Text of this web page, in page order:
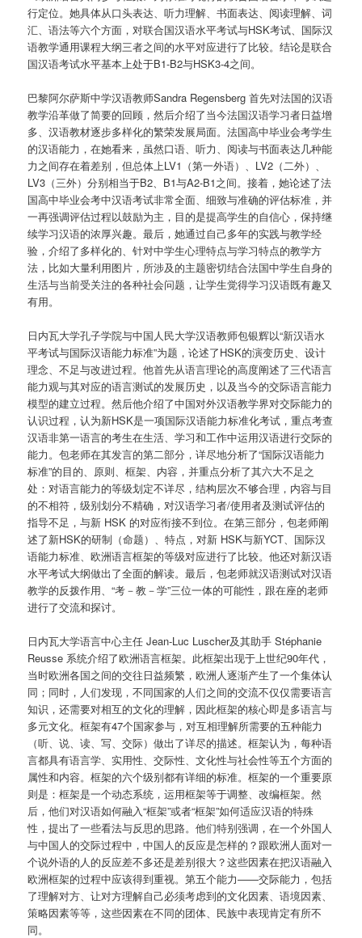
行定位。她具体从口头表达、听力理解、书面表达、阅读理解、词
汇、语法等六个方面，对联合国汉语水平考试与HSK考试、国际汉
语教学通用课程大纲三者之间的水平对应进行了比较。结论是联合
国汉语考试水平基本上处于B1-B2与HSK3-4之间。
巴黎阿尔萨斯中学汉语教师Sandra Regensberg 首先对法国的汉语
教学沿革做了简要的回顾，然后介绍了当今法国汉语学习者日益增
多、汉语教材逐步多样化的繁荣发展局面。法国高中毕业会考学生
的汉语能力，在她看来，虽然口语、听力、阅读与书面表达几种能
力之间存在着差别，但总体上LV1（第一外语）、LV2（二外）、
LV3（三外）分别相当于B2、B1与A2-B1之间。接着，她论述了法
国高中毕业会考中汉语考试非常全面、细致与准确的评估标准，并
一再强调评估过程以鼓励为主，目的是提高学生的自信心，保持继
续学习汉语的浓厚兴趣。最后，她通过自己多年的实践与教学经
验，介绍了多样化的、针对中学生心理特点与学习特点的教学方
法，比如大量利用图片，所涉及的主题密切结合法国中学生自身的
生活与当前受关注的各种社会问题，让学生觉得学习汉语既有趣又
有用。
日内瓦大学孔子学院与中国人民大学汉语教师包银辉以“新汉语水
平考试与国际汉语能力标准”为题，论述了HSK的演变历史、设计
理念、不足与改进过程。他首先从语言理论的高度阐述了三代语言
能力观与其对应的语言测试的发展历史，以及当今的交际语言能力
模型的建立过程。然后他介绍了中国对外汉语教学界对交际能力的
认识过程，认为新HSK是一项国际汉语能力标准化考试，重点考查
汉语非第一语言的考生在生活、学习和工作中运用汉语进行交际的
能力。包老师在其发言的第二部分，详尽地分析了“国际汉语能力
标准”的目的、原则、框架、内容，并重点分析了其六大不足之
处：对语言能力的等级划定不详尽，结构层次不够合理，内容与目
的不相符，级别划分不精确，对汉语学习者/使用者及测试评估的
指导不足，与新 HSK 的对应衔接不到位。在第三部分，包老师阐
述了新HSK的研制（命题）、特点，对新 HSK与新YCT、国际汉
语能力标准、欧洲语言框架的等级对应进行了比较。他还对新汉语
水平考试大纲做出了全面的解读。最后，包老师就汉语测试对汉语
教学的反拨作用、“考－教－学”三位一体的可能性，跟在座的老师
进行了交流和探讨。
日内瓦大学语言中心主任 Jean-Luc Luscher及其助手 Stéphanie
Reusse 系统介绍了欧洲语言框架。此框架出现于上世纪90年代，
当时欧洲各国之间的交往日益频繁，欧洲人逐渐产生了一个集体认
同；同时，人们发现，不同国家的人们之间的交流不仅仅需要语言
知识，还需要对相互的文化的理解，因此框架的核心即是多语言与
多元文化。框架有47个国家参与，对互相理解所需要的五种能力
（听、说、读、写、交际）做出了详尽的描述。框架认为，每种语
言都具有语言学、实用性、交际性、文化性与社会性等五个方面的
属性和内容。框架的六个级别都有详细的标准。框架的一个重要原
则是：框架是一个动态系统，运用框架等于调整、改编框架。然
后，他们对汉语如何融入“框架”或者“框架”如何适应汉语的特殊
性，提出了一些看法与反思的思路。他们特别强调，在一个外国人
与中国人的交际过程中，中国人的反应是怎样的？跟欧洲人面对一
个说外语的人的反应差不多还是差别很大？这些因素在把汉语融入
欧洲框架的过程中应该得到重视。第五个能力——交际能力，包括
了理解对方、让对方理解自己必须考虑到的文化因素、语境因素、
策略因素等等，这些因素在不同的团体、民族中表现肯定有所不
同。